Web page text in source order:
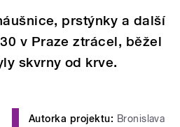
prstýnky a další
v Praze ztrácel, běžel
skvrny od krve.
Autorka projektu: Bronislava